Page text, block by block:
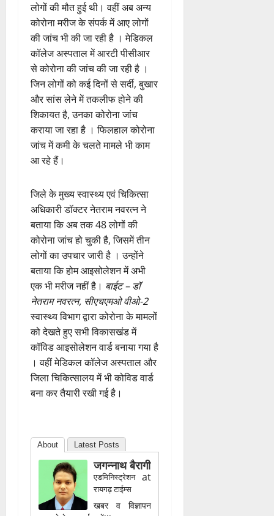
लोगों की मौत हुई थी। वहीं अब अन्य
कोरोना मरीज के संपर्क में आए लोगों
की जांच भी की जा रही है । मेडिकल
कॉलेज अस्पताल में आरटी पीसीआर
से कोरोना की जांच की जा रही है ।
जिन लोगों को कई दिनों से सर्दी, बुखार
और सांस लेने में तकलीफ होने की
शिकायत है, उनका कोरोना जांच
कराया जा रहा है । फिलहाल कोरोना
जांच में कमी के चलते मामले भी काम
आ रहे हैं।
जिले के मुख्य स्वास्थ्य एवं चिकित्सा
अधिकारी डॉक्टर नेतराम नवरत्न ने
बताया कि अब तक 48 लोगों की
कोरोना जांच हो चुकी है, जिसमें तीन
लोगों का उपचार जारी है । उन्होंने
बताया कि होम आइसोलेशन में अभी
एक भी मरीज नहीं है। बाईट – डॉ
नेतराम नवरत्न, सीएचएमओ वीओ-2
स्वास्थ्य विभाग द्वारा कोरोना के मामलों
को देखते हुए सभी विकासखंड में
कॉविड आइसोलेशन वार्ड बनाया गया है
। वहीं मेडिकल कॉलेज अस्पताल और
जिला चिकित्सालय में भी कोविड वार्ड
बना कर तैयारी रखी गई है।
About Latest Posts
जगन्नाथ बैरागी
एडमिनिस्ट्रेशनat
रायगढ़ टाईम्स
खबर व विज्ञापन